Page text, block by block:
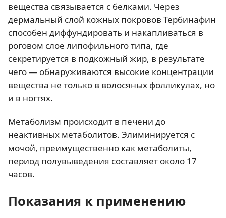
вещества связывается с белками. Через
дермальный слой кожных покровов Тербинафин
способен диффундировать и накапливаться в
роговом слое липофильного типа, где
секретируется в подкожный жир, в результате
чего — обнаруживаются высокие концентрации
вещества не только в волосяных фолликулах, но
и в ногтях.
Метаболизм происходит в печени до
неактивных метаболитов. Элиминируется с
мочой, преимущественно как метаболиты,
период полувыведения составляет около 17
часов.
Показания к применению